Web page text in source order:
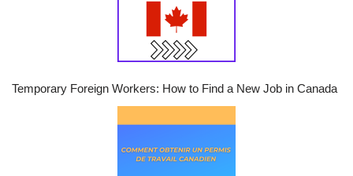
Temporary Foreign Workers: How to Find a New Job in Canada